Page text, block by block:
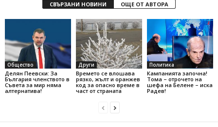
СВЪРЗАНИ НОВИНИ ОЩЕ ОТ АВТОРА
Общество
Делян Пеевски: За
България членството в
Съвета за мир няма
алтернатива!
Други
Времето се влошава
рязко, жълт и оранжев
код за опасно време в
част от страната
Политика
Кампанията започна!
Тома – отрочето на
шефа на Белене – иска
Радев!